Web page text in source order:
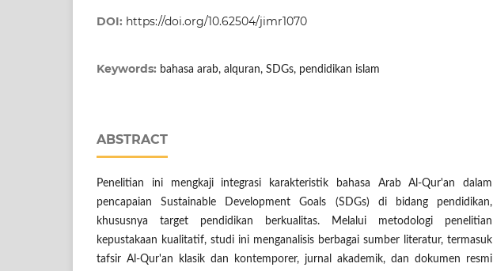
DOI: https://doi.org/10.62504/jimr1070
Keywords: bahasa arab, alquran, SDGs, pendidikan islam
ABSTRACT
Penelitian ini mengkaji integrasi karakteristik bahasa Arab Al-Qur'an dalam
pencapaian Sustainable Development Goals (SDGs) di bidang pendidikan,
khususnya target pendidikan berkualitas. Melalui metodologi penelitian
kepustakaan kualitatif, studi ini menganalisis berbagai sumber literatur, termasuk
tafsir Al-Qur'an klasik dan kontemporer, jurnal akademik, dan dokumen resmi